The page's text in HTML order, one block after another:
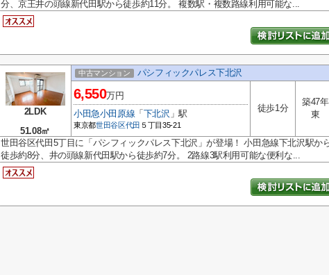
分、京王井の頭線新代田駅から徒歩約11分。 複数駅・複数路線利用可能な...
2LDK
51.08㎡
中古マンション パシフィックパレス下北沢
6,550万円
小田急小田原線 「 下北沢 」駅
東京都世田谷区代田 ５丁目35-21
徒歩1分
築47年
東
世田谷区代田5丁目に「パシフィックパレス下北沢」が登場！ 小田急線下北沢駅か
徒歩約8分、井の頭線新代田駅から徒歩約7分。 2路線3駅利用可能な便利な...